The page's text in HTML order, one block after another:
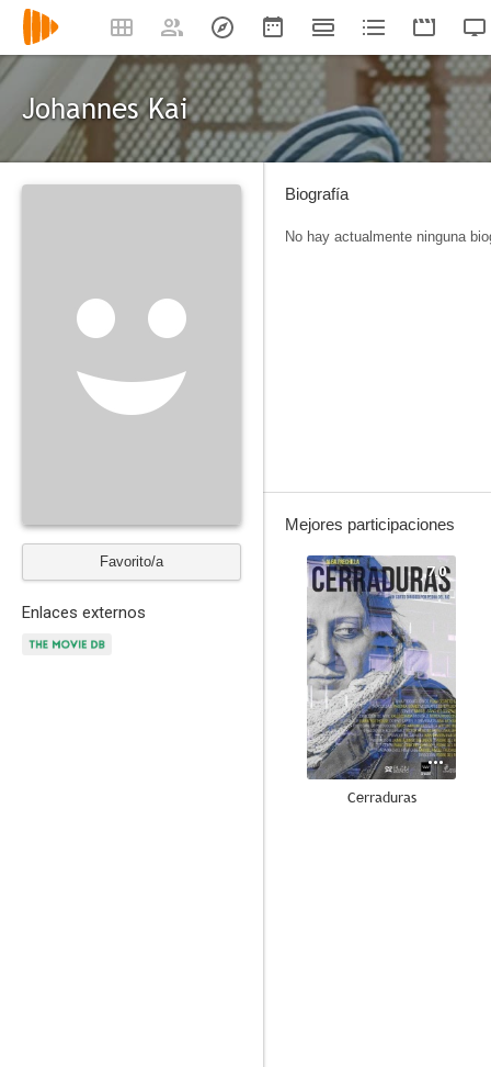
Johannes Kai
Favorito/a
Enlaces externos
Biografía
No hay actualmente ninguna
Mejores participaciones
7.0
Cerraduras